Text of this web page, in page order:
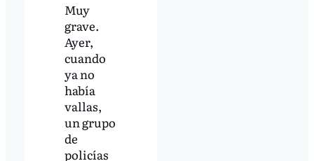
Muy
grave.
Ayer,
cuando
ya no
había
vallas,
un grupo
de
policías